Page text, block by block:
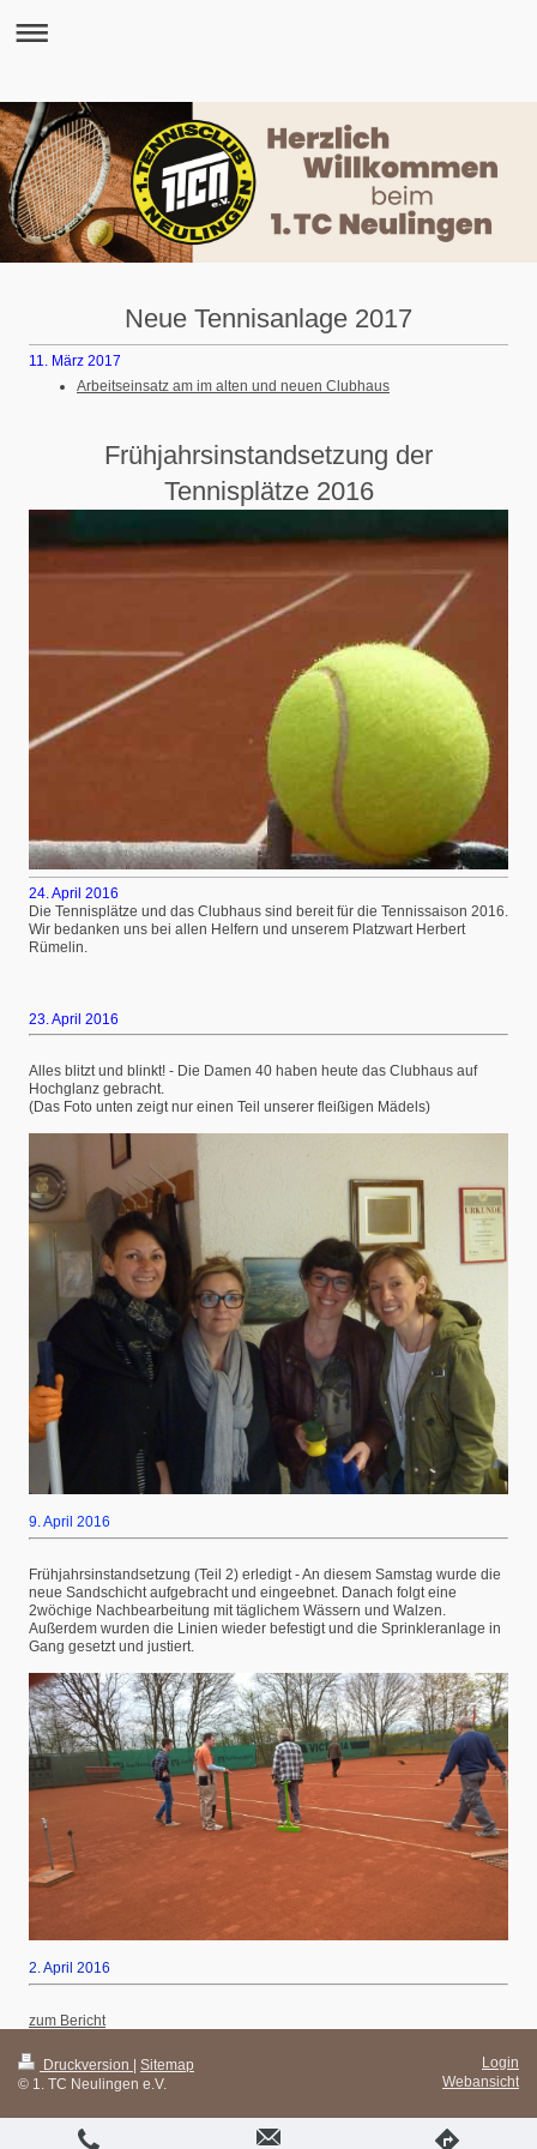
Neue Tennisanlage 2017
11. März 2017
Arbeitseinsatz am im alten und neuen Clubhaus
Frühjahrsinstandsetzung der
Tennisplätze 2016
24. April 2016
Die Tennisplätze und das Clubhaus sind bereit für die Tennissaison 2016.
Wir bedanken uns bei allen Helfern und unserem Platzwart Herbert
Rümelin.
23. April 2016
Alles blitzt und blinkt! - Die Damen 40 haben heute das Clubhaus auf
Hochglanz gebracht.
(Das Foto unten zeigt nur einen Teil unserer fleißigen Mädels)
9. April 2016
Frühjahrsinstandsetzung (Teil 2) erledigt - An diesem Samstag wurde die
neue Sandschicht aufgebracht und eingeebnet. Danach folgt eine
2wöchige Nachbearbeitung mit täglichem Wässern und Walzen.
Außerdem wurden die Linien wieder befestigt und die Sprinkleranlage in
Gang gesetzt und justiert.
2. April 2016
zum Bericht
Druckversion
Sitemap
© 1. TC Neulingen e.V.
Login
Webansicht